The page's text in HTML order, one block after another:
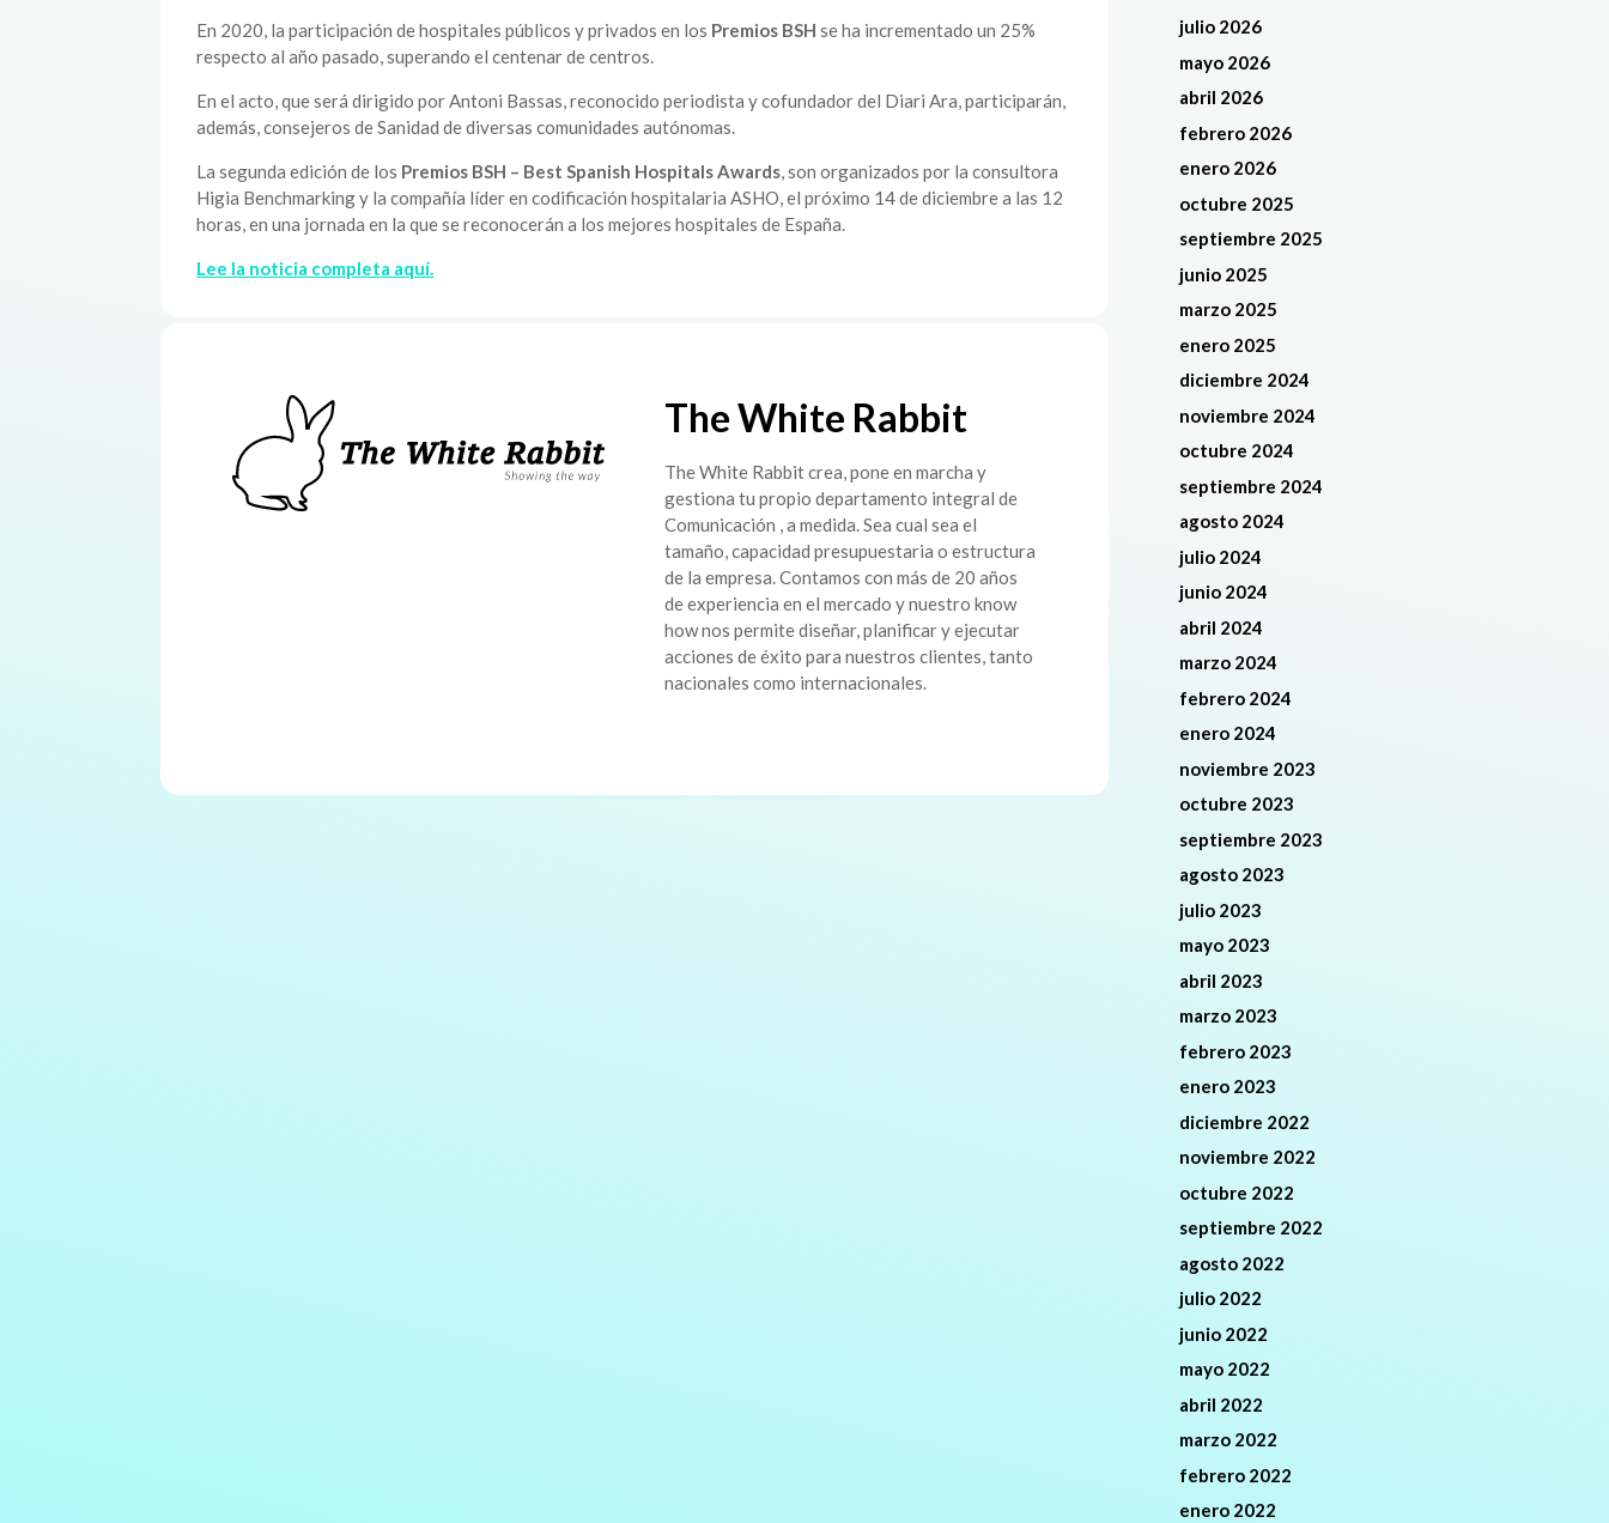
En 2020, la participación de hospitales públicos y privados en los Premios BSH se ha incrementado un 25%
respecto al año pasado, superando el centenar de centros.
En el acto, que será dirigido por Antoni Bassas, reconocido periodista y cofundador del Diari Ara, participarán,
además, consejeros de Sanidad de diversas comunidades autónomas.
La segunda edición de los Premios BSH – Best Spanish Hospitals Awards, son organizados por la consultora
Higia Benchmarking y la compañía líder en codificación hospitalaria ASHO, el próximo 14 de diciembre a las 12
horas, en una jornada en la que se reconocerán a los mejores hospitales de España.
Lee la noticia completa aquí.
The White Rabbit
The White Rabbit crea, pone en marcha y
gestiona tu propio departamento integral de
Comunicación , a medida. Sea cual sea el
tamaño, capacidad presupuestaria o estructura
de la empresa. Contamos con más de 20 años
de experiencia en el mercado y nuestro know
how nos permite diseñar, planificar y ejecutar
acciones de éxito para nuestros clientes, tanto
nacionales como internacionales.
julio 2026
mayo 2026
abril 2026
febrero 2026
enero 2026
octubre 2025
septiembre 2025
junio 2025
marzo 2025
enero 2025
diciembre 2024
noviembre 2024
octubre 2024
septiembre 2024
agosto 2024
julio 2024
junio 2024
abril 2024
marzo 2024
febrero 2024
enero 2024
noviembre 2023
octubre 2023
septiembre 2023
agosto 2023
julio 2023
mayo 2023
abril 2023
marzo 2023
febrero 2023
enero 2023
diciembre 2022
noviembre 2022
octubre 2022
septiembre 2022
agosto 2022
julio 2022
junio 2022
mayo 2022
abril 2022
marzo 2022
febrero 2022
enero 2022